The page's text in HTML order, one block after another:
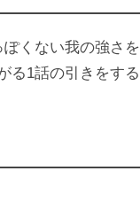
くない我の強さを
る1話の引きをする